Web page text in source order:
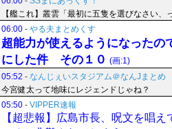
【艦これ】叢雲「最初に五隻を選びなさい、
06:00 - やる夫まとめくす
超能力が使えるようになったの
にした件 その１０ (画:1)
05:52 - なんじぇいスタジアム＠なんJまとめ
今宮健太って地味にレジェンドじゃね？
05:50 - VIPPER速報
【超悲報】広島市長、呪文を唱